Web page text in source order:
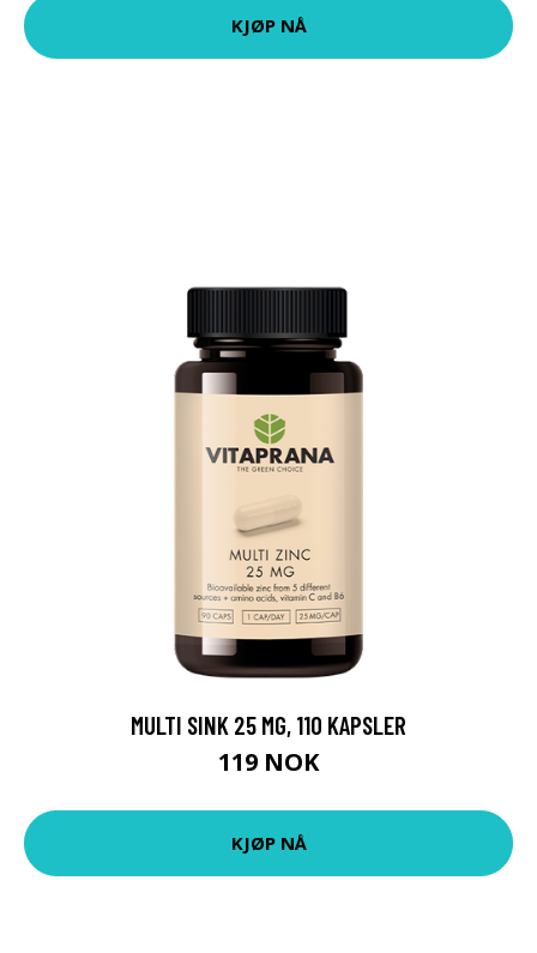
KJØP NÅ
MULTI SINK 25 MG, 110 KAPSLER
119 NOK
KJØP NÅ